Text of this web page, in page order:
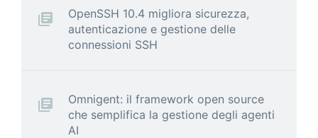
OpenSSH 10.4 migliora sicurezza,
autenticazione e gestione delle
connessioni SSH
Omnigent: il framework open source
che semplifica la gestione degli agenti
AI